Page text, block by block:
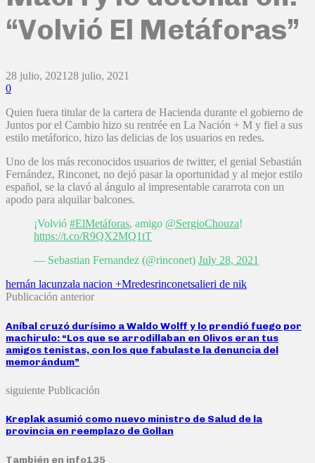
“Volvió El Metáforas”
28 julio, 2021 28 julio, 2021
0
Quien fuera titular de la cartera de Hacienda durante el gobierno de
Juntos por el Cambio hizo su rentrée en La Nación + M y fiel a sus
estilo metáforico, hizo las delicias de los usuarios en redes.
Uno de los más reconocidos usuarios de twitter, el genial Sebastián
Fernández, Rinconet, no dejó pasar la oportunidad y al mejor estilo
español, se la clavó al ángulo al impresentable cararrota con un
apodo para alquilar balcones.
¡Volvió #ElMetáforas, amigo @SergioChouza!
https://t.co/R9QX2MQ1tT
— Sebastian Fernandez (@rinconet) July 28, 2021
hernán lacunzala nacion +Mredesrinconetsalieri de nik
Publicación anterior
Aníbal cruzó durísimo a Waldo Wolff y lo prendió fuego por
machirulo: “Los que se arrodillaban en Olivos eran tus
amigos tenistas, con los que fabulaste la denuncia del
memorándum”
siguiente Publicación
Kreplak asumió como nuevo ministro de Salud de la
provincia en reemplazo de Gollan
También en info135